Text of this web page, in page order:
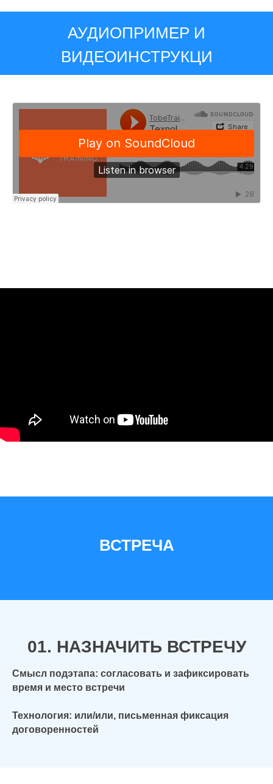
АУДИОПРИМЕР И
ВИДЕОИНСТРУКЦИ
ВСТРЕЧА
01. НАЗНАЧИТЬ ВСТРЕЧУ
Смысл подэтапа: согласовать и зафиксировать
время и место встречи
Технология: или/или, письменная фиксация
договоренностей